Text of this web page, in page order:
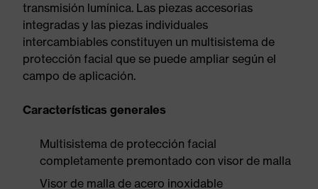
transmisión lumínica. Las piezas accesorias
integradas y las piezas individuales
intercambiables constituyen un multisistema de
protección facial que se puede ampliar según el
campo de aplicación.
Características generales
Multisistema de protección facial
completamente premontado con visor de malla
Visor de malla de acero inoxidable